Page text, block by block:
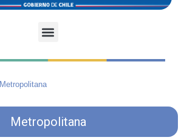
Metropolitana
Metropolitana